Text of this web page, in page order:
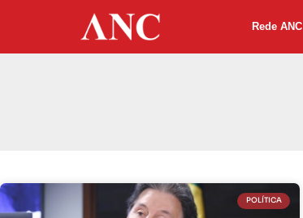
Rede ANC
POLÍTICA